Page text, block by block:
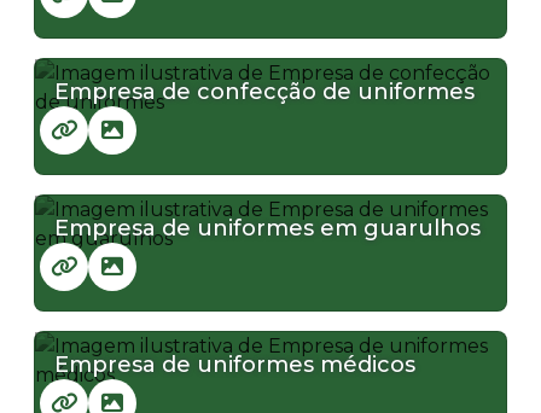
Empresa de confecção de uniformes
Empresa de uniformes em guarulhos
Empresa de uniformes médicos